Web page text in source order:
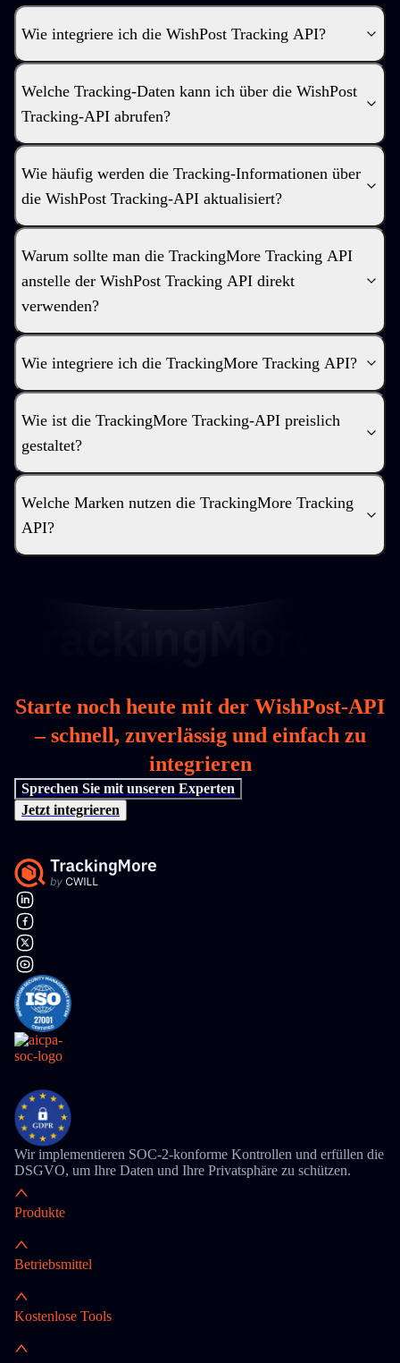
Wie integriere ich die WishPost Tracking API?
Welche Tracking-Daten kann ich über die WishPost
Tracking-API abrufen?
Wie häufig werden die Tracking-Informationen über
die WishPost Tracking-API aktualisiert?
Warum sollte man die TrackingMore Tracking API
anstelle der WishPost Tracking API direkt
verwenden?
Wie integriere ich die TrackingMore Tracking API?
Wie ist die TrackingMore Tracking-API preislich
gestaltet?
Welche Marken nutzen die TrackingMore Tracking
API?
Starte noch heute mit der WishPost-API
– schnell, zuverlässig und einfach zu
integrieren
Sprechen Sie mit unseren Experten
Jetzt integrieren
Wir implementieren SOC-2-konforme Kontrollen und erfüllen die
DSGVO, um Ihre Daten und Ihre Privatsphäre zu schützen.
Produkte
Betriebsmittel
Kostenlose Tools